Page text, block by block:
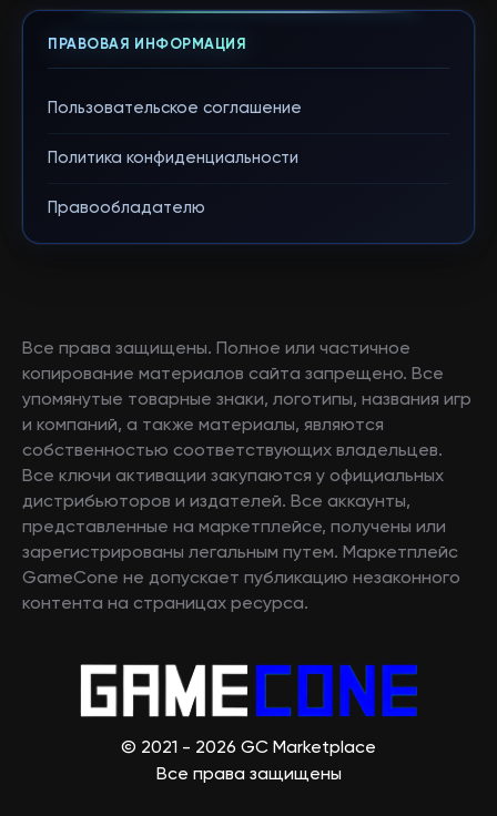
ПРАВОВАЯ ИНФОРМАЦИЯ
Пользовательское соглашение
Политика конфиденциальности
Правообладателю
Все права защищены. Полное или частичное
копирование материалов сайта запрещено. Все
упомянутые товарные знаки, логотипы, названия игр
и компаний, а также материалы, являются
собственностью соответствующих владельцев.
Все ключи активации закупаются у официальных
дистрибьюторов и издателей. Все аккаунты,
представленные на маркетплейсе, получены или
зарегистрированы легальным путем. Маркетплейс
GameCone не допускает публикацию незаконного
контента на страницах ресурса.
© 2021 - 2026 GC Marketplace
Все права защищены